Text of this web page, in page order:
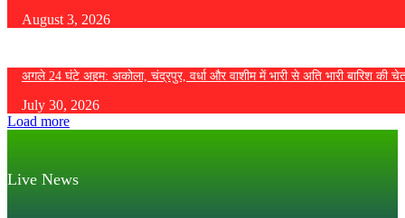
August 3, 2026
अगले 24 घंटे अहम: अकोला, चंद्रपुर, वर्धा और वाशीम में भारी से अति भारी बारिश की
July 30, 2026
Load more
Live News